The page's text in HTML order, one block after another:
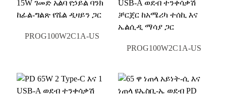
PROG100W2C1A-US
PROG100W2C1A-US